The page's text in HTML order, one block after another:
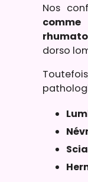
Nos
dorso